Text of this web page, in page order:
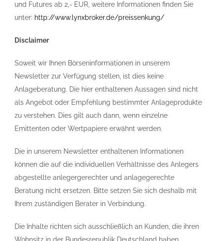
und Futures ab 2,- EUR, weitere Informationen finden Sie
unter: http://www.lynxbroker.de/preissenkung/
Disclaimer
Soweit wir Ihnen Börseninformationen in unserem
Newsletter zur Verfügung stellen, ist dies keine
Anlageberatung. Die hier enthaltenen Aussagen sind nicht
als Angebot oder Empfehlung bestimmter Anlageprodukte
zu verstehen. Dies gilt auch dann, wenn einzelne
Emittenten oder Wertpapiere erwähnt werden.
Die in unserem Newsletter enthaltenen Informationen
können die auf die individuellen Verhältnisse des Anlegers
abgestellte anlegergerechter und anlagegerechte
Beratung nicht ersetzen. Bitte setzen Sie sich deshalb mit
Ihrem zuständigen Berater in Verbindung.
Die Inhalte richten sich ausschließlich an Kunden, die ihren